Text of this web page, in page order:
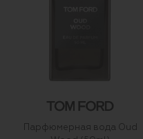
Парфюмерная вода Oud